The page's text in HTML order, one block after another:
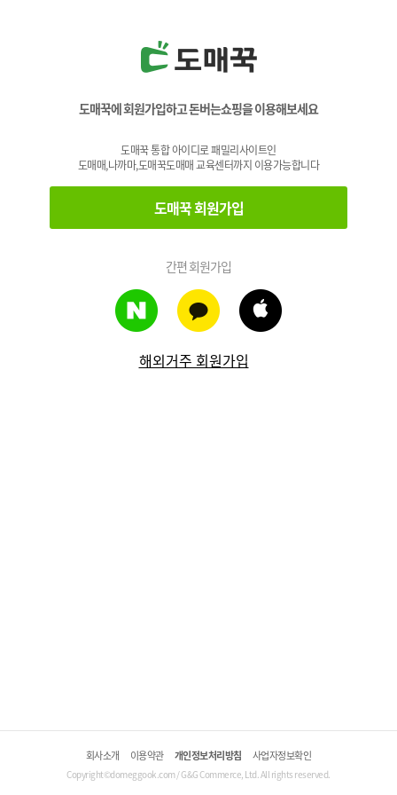
도매꾹에 회원가입하고 돈버는쇼핑을 이용해보세요
도매꾹 통합 아이디로 패밀리사이트인
도매매,나까마,도매꾹도매매 교육센터까지 이용가능합니다
도매꾹 회원가입
간편 회원가입
해외거주 회원가입
회사소개 이용약관 개인정보처리방침 사업자정보확인
Copyright©domeggook.com / G&G Commerce, Ltd. All rights reserved.